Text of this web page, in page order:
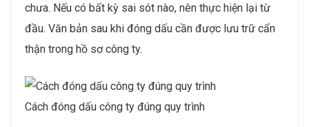
chưa. Nếu có bất kỳ sai sót nào, nên thực hiện lại từ
đầu. Văn bản sau khi đóng dấu cần được lưu trữ cẩn
thận trong hồ sơ công ty.
Cách đóng dấu công ty đúng quy trình